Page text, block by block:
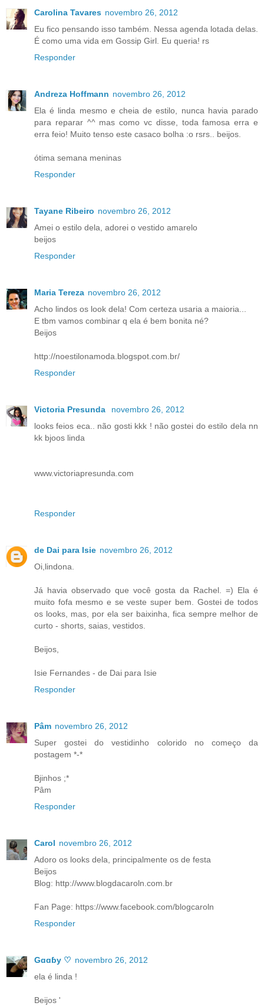
Carolina Tavares novembro 26, 2012
Eu fico pensando isso também. Nessa agenda lotada delas.
É como uma vida em Gossip Girl. Eu queria! rs
Responder
Andreza Hoffmann novembro 26, 2012
Ela é linda mesmo e cheia de estilo, nunca havia parado
para reparar ^^ mas como vc disse, toda famosa erra e
erra feio! Muito tenso este casaco bolha :o rsrs.. beijos.
ótima semana meninas
Responder
Tayane Ribeiro novembro 26, 2012
Amei o estilo dela, adorei o vestido amarelo
beijos
Responder
Maria Tereza novembro 26, 2012
Acho lindos os look dela! Com certeza usaria a maioria...
E tbm vamos combinar q ela é bem bonita né?
Beijos
http://noestilonamoda.blogspot.com.br/
Responder
Victoria Presunda
novembro 26, 2012
looks feios eca.. não gosti kkk ! não gostei do estilo dela nn
kk bjoos linda
www.victoriapresunda.com
Responder
de Dai para Isie novembro 26, 2012
Oi,lindona.
Já havia observado que você gosta da Rachel. =) Ela é
muito fofa mesmo e se veste super bem. Gostei de todos
os looks, mas, por ela ser baixinha, fica sempre melhor de
curto - shorts, saias, vestidos.
Beijos,
Isie Fernandes - de Dai para Isie
Responder
Pâm novembro 26, 2012
Super gostei do vestidinho colorido no começo da
postagem *-*
Bjinhos ;*
Pâm
Responder
Carol novembro 26, 2012
Adoro os looks dela, principalmente os de festa
Beijos
Blog: http://www.blogdacaroln.com.br
Fan Page: https://www.facebook.com/blogcaroln
Responder
Gɑɑɓy ♡ novembro 26, 2012
ela é linda !
Beijos '